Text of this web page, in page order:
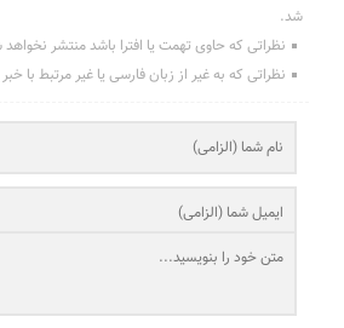
شد.
نظراتی که حاوی تهمت یا افترا باشد منتشر
نظراتی که به غیر از زبان فارسی یا غیر مرتبط با